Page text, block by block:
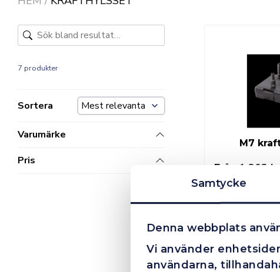
Samtycke
Denna webbplats
Vi använder
användarna,
7 produkter
Sortera
Varumärke
Pris
M7
Från 1 203 kr